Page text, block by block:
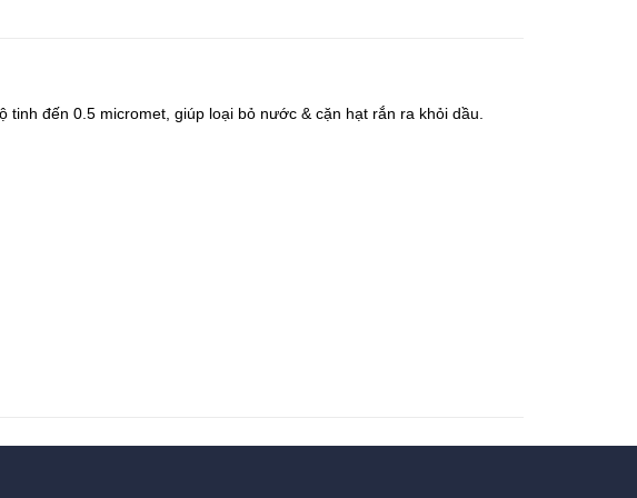
tinh đến 0.5 micromet, giúp loại bỏ nước & cặn hạt rắn ra khỏi dầu.